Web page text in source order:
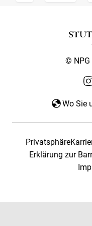
© NPG
Wo Sie
Privatsphäre
Erklärung zur